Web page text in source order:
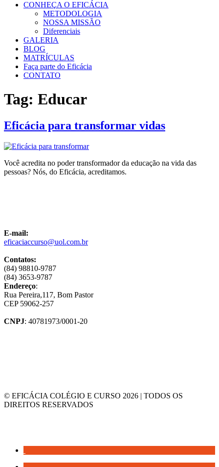
CONHEÇA O EFICÁCIA
METODOLOGIA
NOSSA MISSÃO
Diferenciais
GALERIA
BLOG
MATRÍCULAS
Faça parte do Eficácia
CONTATO
Tag: Educar
Eficácia para transformar vidas
Você acredita no poder transformador da educação na vida das
pessoas? Nós, do Eficácia, acreditamos.
E-mail:
eficaciaccurso@uol.com.br
Contatos:
(84) 98810-9787
(84) 3653-9787
Endereço:
Rua Pereira,117, Bom Pastor
CEP 59062-257
CNPJ: 40781973/0001-20
© EFICÁCIA COLÉGIO E CURSO 2026 | TODOS OS
DIREITOS RESERVADOS